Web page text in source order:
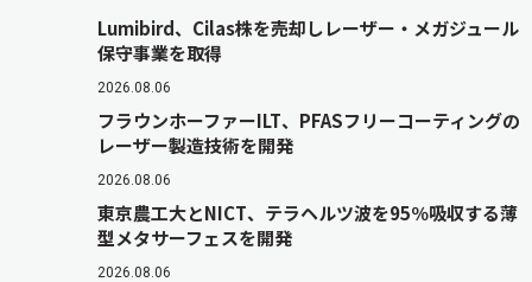
Lumibird、Cilas株を売却しレーザー・メガジュール
保守事業を取得
2026.08.06
フラウンホーファーILT、PFASフリーコーティングの
レーザー製造技術を開発
2026.08.06
東京農工大とNICT、テラヘルツ波を95％吸収する薄
型メタサーフェスを開発
2026.08.06